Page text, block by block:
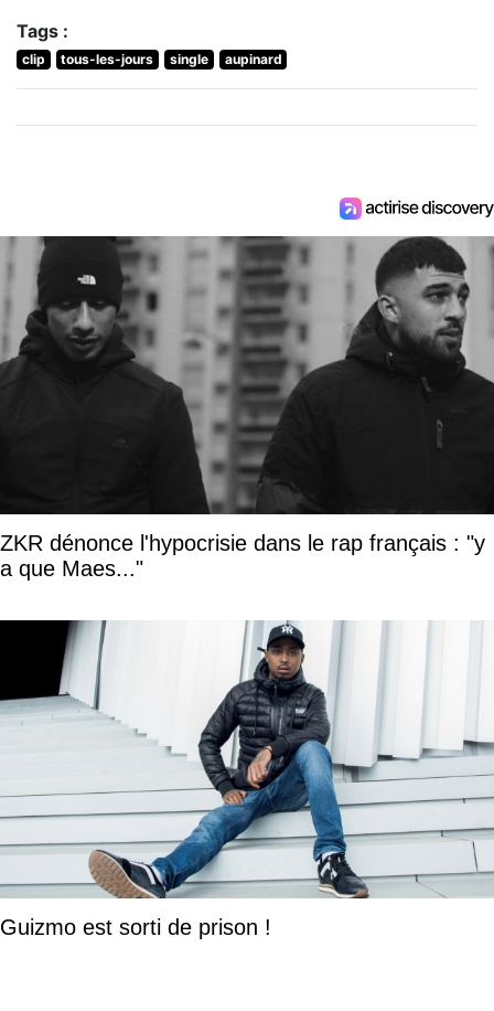
Tags :
clip tous-les-jours single aupinard
ZKR dénonce l'hypocrisie dans le rap français : "y
a que Maes..."
Guizmo est sorti de prison !